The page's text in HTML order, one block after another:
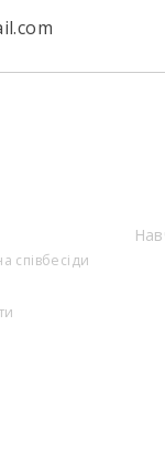
співбесіди